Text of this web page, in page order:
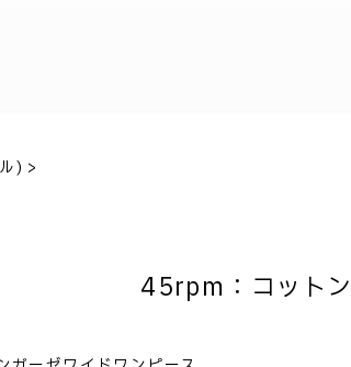
) >
45rpm：コット